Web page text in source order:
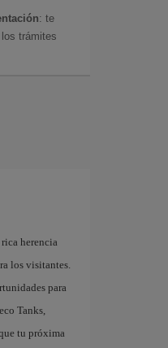
: te
trámites
herencia
los visitantes.
para
Tanks,
tu próxima